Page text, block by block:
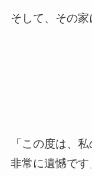
そして、その
「この度は、
非常に遺憾です